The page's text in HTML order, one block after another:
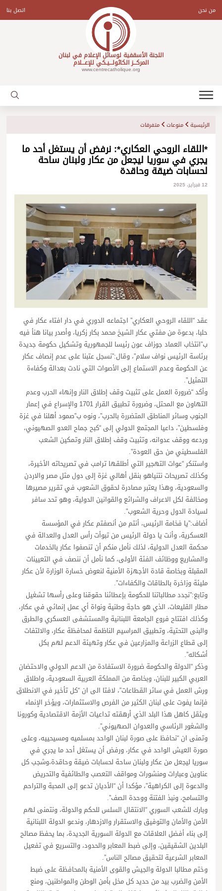
contentمن نحن اتصل بنا
اللجنة الأسقفية لوسائل الإعلام في لبنان
المركـــز الكاثولـــيـكي للإعـــلام
www.centrecatholique.org
الرئيسية منوعات متفرقات
*اللقاء الروحي العكاري*: نرفض أن يستغل أحد ما
يجري في سوريا ليجعل من عكار ولبنان ساحة
لحسابات ضيقة وحاقدة
12 فبراير، 2025
عقد “اللقاء الروحي العكاري” اجتماعه الدوري في دار افتاء عكار في
حلبا، بدعوة من مفتي عكار الشيخ محمد بكار زكريا، وأصدر بيانا هنأ فيه
ب”انتخاب العماد جوزاف عون رئيسا للجمهورية وتشكيل حكومة جديدة
برئاسة الرئيس نواف سلام”، وقال:”نسجل عتبنا على عدم إنصاف عكار
عن الحكومة وعدم الاستماع إلى الأصوات التي نادت بعدالة وكفاءة
التمثيل”.
وأكد “ضرورة العمل على تثبيت وقف إطلاق النار وإنهاء الحرب وعدم
التهاون مع المحتل، وضرورة تطبيق القرار 1701 والإسراع في إعمار
الجنوب وسائر المناطق المتضررة بالحرب”، ونوه ب”صمود أهلنا في غزة
وفلسطين”، داعيا المجتمع الدولي إلى “كبح جماح العدو الصهيوني،
وردعه ووقف عدوانه، وتثبيت وقف إطلاق النار وتمكين الشعب
الفلسطيني من حق العودة”.
واستنكر “عوات التهجير التي أطلقها ترامب في تصريحاته الأخيرة،
وكذلك تصريحات نتنياهو بنقل أهالي غزة إلى دول مثل مصر والاردن
والسعودية، وهذا يعتبر مصادرة لحقوق الشعوب في تقرير مصيرها
ومخالفة لكل الاعراف والشرائع والقوانين الدولية، وهو تحد سافر
لسيادة الدول وحرية الشعوب”.
أضاف:”يا فخامة الرئيس، أنتم من أنصفتم عكار في المؤسسة
العسكرية، وأنت يا دولة الرئيس من تبوأت رأس العدل والعدالة في
محكمة العدل الدولية، لذلك نأمل منكم أن تنصفوا عكار بالخدمات
والمشاريع ووظائف الفئة الأولى، كما نأمل أن ننصف في التعيينات
المقبلة وبخاصة قادة الأجهزة الأمنية لنعوض خسارة الوزارة لأن عكار
مليئة وزاخرة بالطاقات والكفاءات”.
وتابع:”نجدد مطالباتنا للحكومة بإعطائنا حقوقنا وعلى رأسها تشغيل
مطار القليعات، الذي هو حاجة وطنية ونواة أي عمل إنمائي في عكار،
وكذلك افتتاح فروع الجامعة اللبنانية والمستشفى العسكري والطرق
والبنى التحتية، وتطبيق المراسيم الناظمة لمحافظة عكار، والالتفات
إلى قطاع الزراعة والمزارعين في عكار وتهيئة الدعم لهم بكل
أشكاله”.
وذكر “الدولة والحكومة ضرورة الاستفادة من الدعم الدولي والاحتضان
العربي الكبير للبنان، وبخاصة من المملكة العربية السعودية، واطلاق
ورش العمل في سائر القطاعات”، لافتا الى ان “كل تأخير في الانطلاق
فإنما يفوت على لبنان الكثير من الفرص والاستثمارات، ويؤخر الإنماء
ويثقل كاهل هذا البلد الذي أرهقته تداعيات الأزمة الاقتصادية وكورونا
والشغور الرئاسي والعدوان الصهيوني”.
وتمنى ان “نحافظ على صورة لبنان الواحد بمسلميه ومسيحييه، وعلى
صورة العيش الواحد في عكار، ورفض أن يستغل أحد ما يجري في
سوريا ليجعل من عكار ولبنان ساحة لحسابات ضيقة وحاقدة،وشجب كل
عناوين وعبارات ومنشورات ومواقف التعصب والطائفية والتحريض
والدعوة إلى الكراهية”، مؤكدا أن “الأديان تدعو إلى المحبة والتراحم
والتسامح، ونبذ الفتنة ووحدة الصف”.
وبارك للشعب السوري “الانتقال السلس للحكم والدولة، ونتمنى لهم
الأمن والأمان والتوفيق والاستقرار والازدهار، وندعو الدولة اللبنانية
إلى بناء أفضل العلاقات مع الدولة السورية الجديدة، بما يحفظ مصالح
البلدين الشقيقين، وإلى ضبط المعابر والحدود، والتسريع في تفعيل
المعابر الشرعية لتحقيق مصالح الناس”.
وختم مطالبا الدولة والجيش والقوى الأمنية بالمحافظة على ضبط
الأمن والضرب بيد من حديد كل مخل بأمن الوطن والمواطنين، ومنع